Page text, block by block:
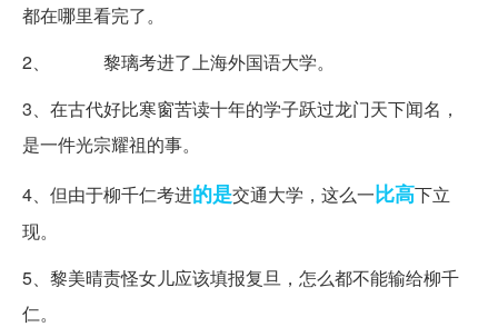
都在哪里看完了。
2、 黎璃考进了上海外国语大学。
3、在古代好比寒窗苦读十年的学子跃过龙门天下闻名，
是一件光宗耀祖的事。
4、但由于柳千仁考进的是交通大学，这么一比高下立
现。
5、黎美晴责怪女儿应该填报复旦，怎么都不能输给柳千
仁。